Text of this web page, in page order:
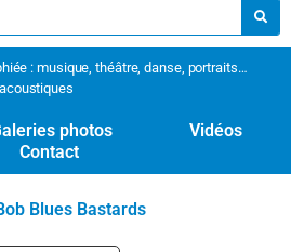
: musique, théâtre, danse, portraits…
photos
Vidéos
Contact
Blues Bastards